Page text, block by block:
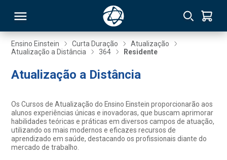
Ensino Einstein Curta Duração
Atualização
Atualização a Distância
364 Residente
Atualização a Distância
Os Cursos de Atualização do Ensino Einstein proporcionarão aos
alunos experiências únicas e inovadoras, que buscam aprimorar
habilidades teóricas e práticas em diversos campos de atuação,
utilizando os mais modernos e eficazes recursos de
aprendizado em saúde, destacando os profissionais diante do
mercado de trabalho.